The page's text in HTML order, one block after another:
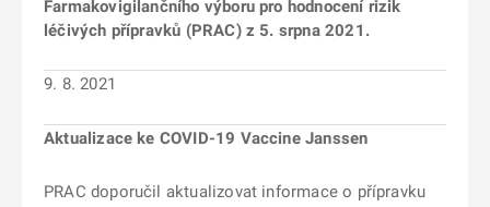
Farmakovigilančního výboru pro hodnocení rizik
léčivých přípravků (PRAC) z 5. srpna 2021.
9. 8. 2021
Aktualizace ke COVID-19 Vaccine Janssen
PRAC doporučil aktualizovat informace o přípravku